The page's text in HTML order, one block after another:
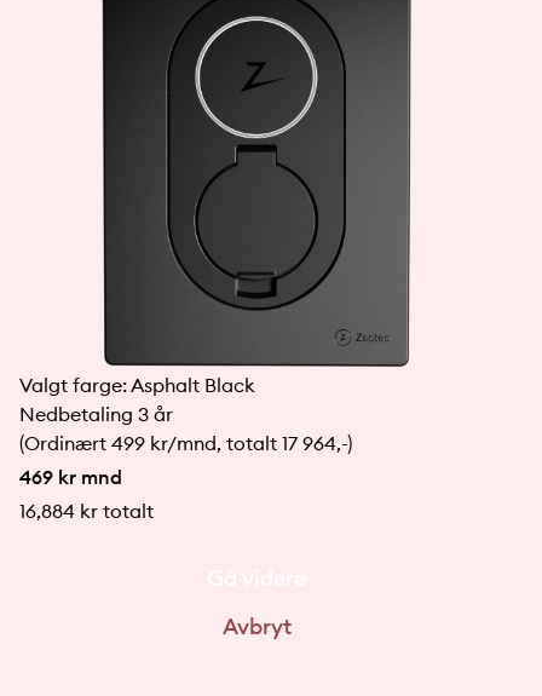
Valgt farge:Asphalt Black
Nedbetaling 3 år
(Ordinært 499 kr/mnd, totalt 17 964,-)
469 kr mnd
16,884 kr totalt
Avbryt